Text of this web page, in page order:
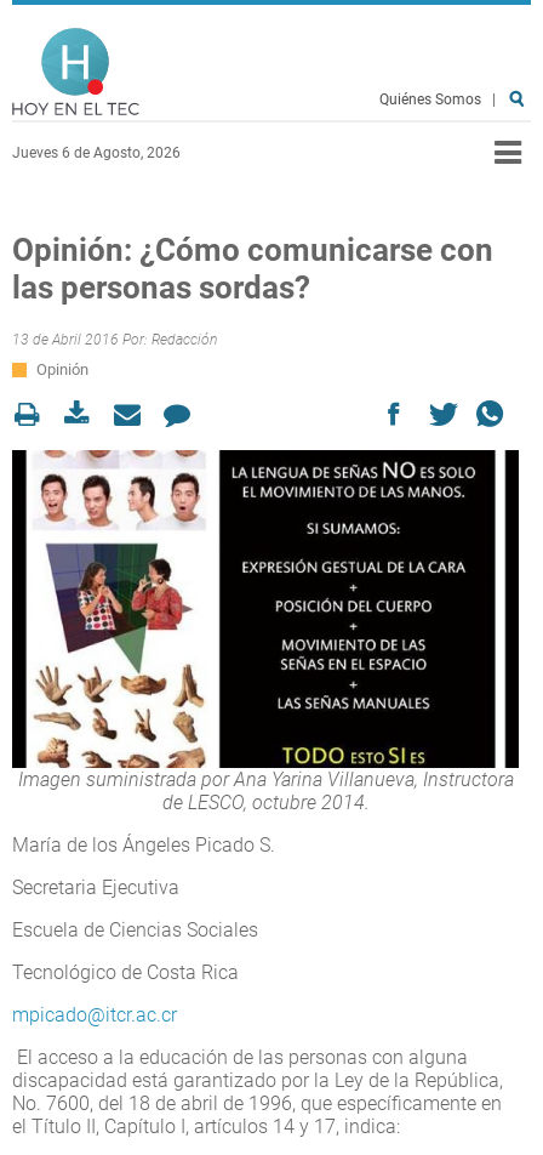
Pasar al contenido principal
Jueves 6 de Agosto, 2026
Quiénes Somos
Opinión: ¿Cómo comunicarse con
las personas sordas?
13 de Abril 2016 Por: Redacción
Opinión
Imagen suministrada por Ana Yarina Villanueva, Instructora
de LESCO, octubre 2014.
María de los Ángeles Picado S.
Secretaria Ejecutiva
Escuela de Ciencias Sociales
Tecnológico de Costa Rica
mpicado@itcr.ac.cr
El acceso a la educación de las personas con alguna
discapacidad está garantizado por la Ley de la República,
No. 7600, del 18 de abril de 1996, que específicamente en
el Título II, Capítulo I, artículos 14 y 17, indica: